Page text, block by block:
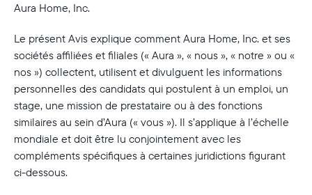
Aura Home, Inc.
Le présent Avis explique comment Aura Home, Inc. et ses
sociétés affiliées et filiales (« Aura », « nous », « notre » ou «
nos ») collectent, utilisent et divulguent les informations
personnelles des candidats qui postulent à un emploi, un
stage, une mission de prestataire ou à des fonctions
similaires au sein d’Aura (« vous »). Il s’applique à l’échelle
mondiale et doit être lu conjointement avec les
compléments spécifiques à certaines juridictions figurant
ci-dessous.